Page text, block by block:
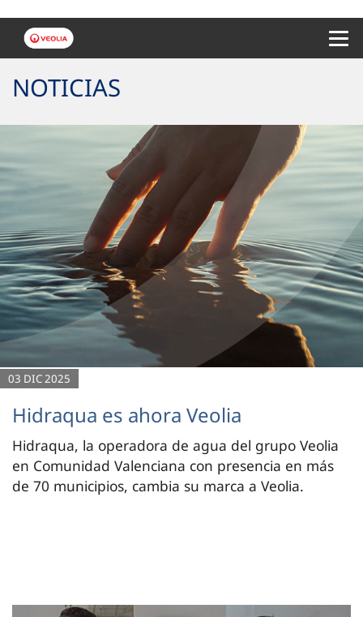
NOTICIAS
03 DIC 2025
Hidraqua es ahora Veolia
Hidraqua, la operadora de agua del grupo Veolia
en Comunidad Valenciana con presencia en más
de 70 municipios, cambia su marca a Veolia.